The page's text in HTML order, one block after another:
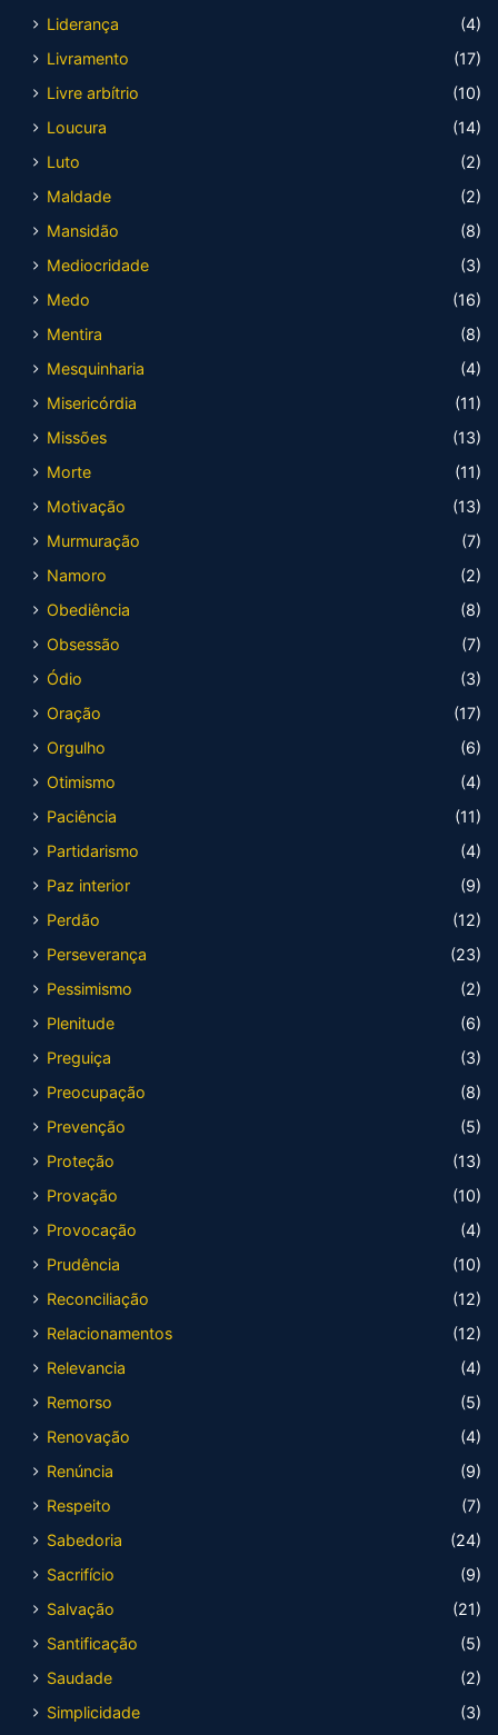
Liderança
(4)
Livramento
(17)
Livre arbítrio
(10)
Loucura
(14)
Luto
(2)
Maldade
(2)
Mansidão
(8)
Mediocridade
(3)
Medo
(16)
Mentira
(8)
Mesquinharia
(4)
Misericórdia
(11)
Missões
(13)
Morte
(11)
Motivação
(13)
Murmuração
(7)
Namoro
(2)
Obediência
(8)
Obsessão
(7)
Ódio
(3)
Oração
(17)
Orgulho
(6)
Otimismo
(4)
Paciência
(11)
Partidarismo
(4)
Paz interior
(9)
Perdão
(12)
Perseverança
(23)
Pessimismo
(2)
Plenitude
(6)
Preguiça
(3)
Preocupação
(8)
Prevenção
(5)
Proteção
(13)
Provação
(10)
Provocação
(4)
Prudência
(10)
Reconciliação
(12)
Relacionamentos
(12)
Relevancia
(4)
Remorso
(5)
Renovação
(4)
Renúncia
(9)
Respeito
(7)
Sabedoria
(24)
Sacrifício
(9)
Salvação
(21)
Santificação
(5)
Saudade
(2)
Simplicidade
(3)